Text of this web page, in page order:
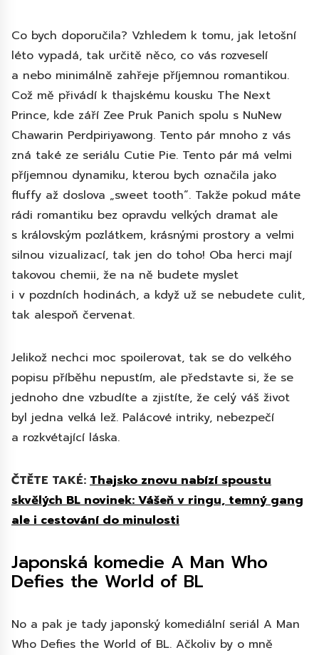
Co bych doporučila? Vzhledem k tomu, jak letošní
léto vypadá, tak určitě něco, co vás rozveselí
a nebo minimálně zahřeje příjemnou romantikou.
Což mě přivádí k thajskému kousku The Next
Prince, kde září Zee Pruk Panich spolu s NuNew
Chawarin Perdpiriyawong. Tento pár mnoho z vás
zná také ze seriálu Cutie Pie. Tento pár má velmi
příjemnou dynamiku, kterou bych označila jako
fluffy až doslova „sweet tooth“. Takže pokud máte
rádi romantiku bez opravdu velkých dramat ale
s královským pozlátkem, krásnými prostory a velmi
silnou vizualizací, tak jen do toho! Oba herci mají
takovou chemii, že na ně budete myslet
i v pozdních hodinách, a když už se nebudete culit,
tak alespoň červenat.
Jelikož nechci moc spoilerovat, tak se do velkého
popisu příběhu nepustím, ale představte si, že se
jednoho dne vzbudíte a zjistíte, že celý váš život
byl jedna velká lež. Palácové intriky, nebezpečí
a rozkvétající láska.
ČTĚTE TAKÉ: Thajsko znovu nabízí spoustu
skvělých BL novinek: Vášeň v ringu, temný gang
ale i cestování do minulosti
Japonská komedie A Man Who
Defies the World of BL
No a pak je tady japonský komediální seriál A Man
Who Defies the World of BL. Ačkoliv by o mně